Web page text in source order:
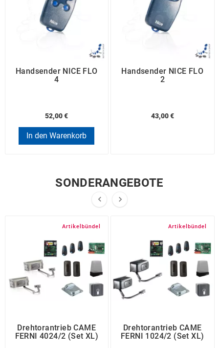
Handsender NICE FLO
4
52,00 €
In den Warenkorb
Handsender NICE FLO
2
43,00 €
SONDERANGEBOTE
 
Artikelbündel
Drehtorantrieb CAME
FERNI 4024/2 (Set XL)
Artikelbündel
Drehtorantrieb CAME
FERNI 1024/2 (Set XL)